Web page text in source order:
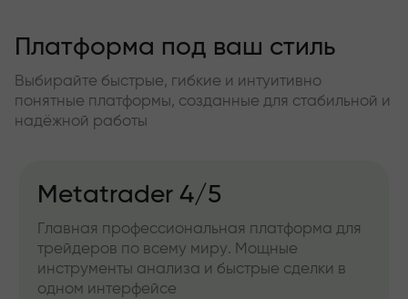
Платформа под ваш стиль
Выбирайте быстрые, гибкие и интуитивно
понятные платформы, созданные для стабильной и
надёжной работы
Metatrader 4/5
Главная профессиональная платформа для
трейдеров по всему миру. Мощные
инструменты анализа и быстрые сделки в
одном интерфейсе